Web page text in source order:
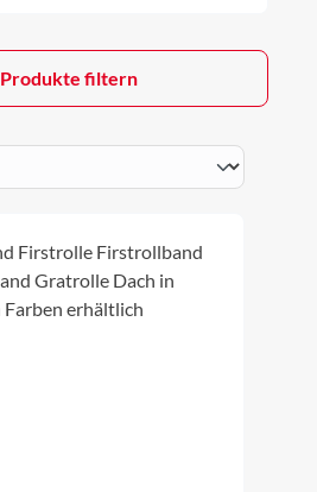
Produkte filtern